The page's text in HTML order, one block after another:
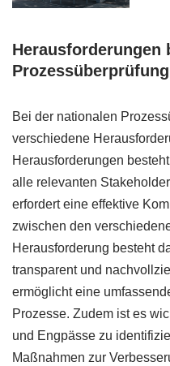
Herausforderungen
Prozessüberprüfung
Bei der nationalen
verschiedene
Herausforderungen
alle relevanten
erfordert eine effektive
zwischen den
Herausforderung besteht
transparent und
ermöglicht eine
Prozesse. Zudem ist es
und Engpässe zu
Maßnahmen zur